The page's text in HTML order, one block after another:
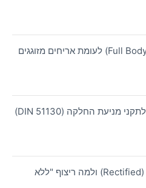
אריחי גוף מלא (Full Body / Tuttomasa) לעומת אריחים מזוגגים
מדע החיכוך: המדריך ההנדסי לתקני מניעת החלקה (DIN 51130)
מדע החיתוך: מהו אריח מנוסר (Rectified) ולמה ריצוף "ללא